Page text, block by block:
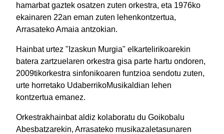
hamarbat gaztek osatzen zuten orkestra, eta 1976ko
ekainaren 22an eman zuten lehenkontzertua,
Arrasateko Amaia antzokian.
Hainbat urtez "Izaskun Murgia" elkartelirikoarekin
batera zartzuelaren orkestra gisa parte hartu ondoren,
2009tikorkestra sinfonikoaren funtzioa sendotu zuten,
urte horretako UdaberrikoMusikaldian lehen
kontzertua emanez.
Orkestrakhainbat aldiz kolaboratu du Goikobalu
Abesbatzarekin, Arrasateko musikazaletasunaren